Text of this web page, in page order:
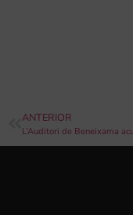
ANTERIOR
L’Auditori de Beneixama